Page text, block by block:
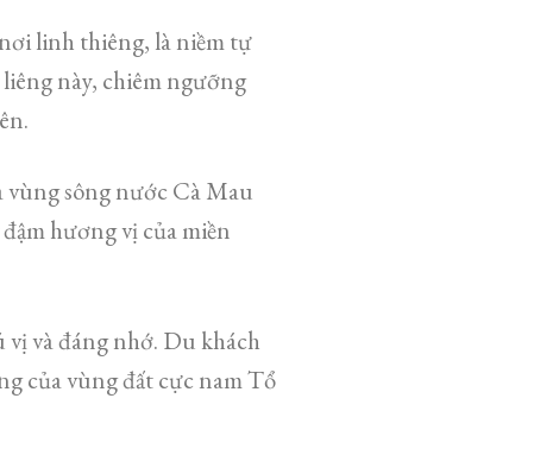
linh thiêng, là niềm tự
này, chiêm ngưỡng
sông nước Cà Mau
hương vị của miền
và đáng nhớ. Du khách
của vùng đất cực nam Tổ